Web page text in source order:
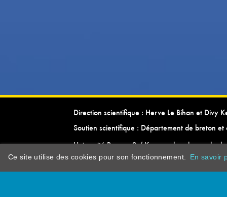
Direction scientifique : Herve Le Bihan et Divy
Soutien scientifique : Département de breton et
Université Rennes 2 / Kevrenn brezhoneg ha
Ce site utilise des cookies pour son fonctionnement. En savoir